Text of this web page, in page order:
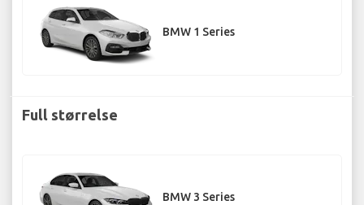
BMW 1 Series
Full størrelse
BMW 3 Series